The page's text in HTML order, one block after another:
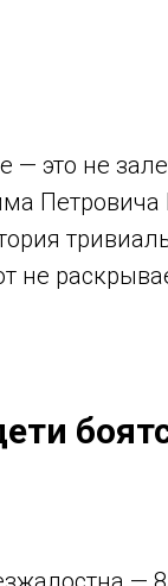
— это не
Петровича
не